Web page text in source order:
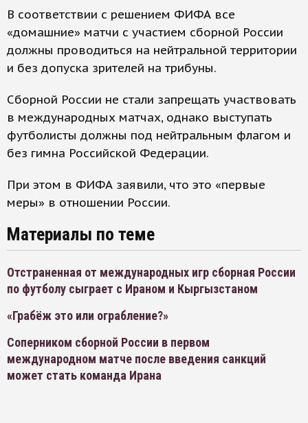
В соответствии с решением ФИФА все
«домашние» матчи с участием сборной России
должны проводиться на нейтральной территории
и без допуска зрителей на трибуны.
Сборной России не стали запрещать участвовать
в международных матчах, однако выступать
футболисты должны под нейтральным флагом и
без гимна Российской Федерации.
При этом в ФИФА заявили, что это «первые
меры» в отношении России.
Материалы по теме
Отстраненная от международных игр сборная России
по футболу сыграет с Ираном и Кыргызстаном
«Грабёж это или ограбление?»
Соперником сборной России в первом
международном матче после введения санкций
может стать команда Ирана